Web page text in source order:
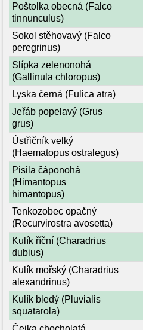
Poštolka obecná (Falco
tinnunculus)
Sokol stěhovavý (Falco
peregrinus)
Slípka zelenonohá
(Gallinula chloropus)
Lyska černá (Fulica atra)
Jeřáb popelavý (Grus
grus)
Ústřičník velký
(Haematopus ostralegus)
Pisila čáponohá
(Himantopus
himantopus)
Tenkozobec opačný
(Recurvirostra avosetta)
Kulík říční (Charadrius
dubius)
Kulík mořský (Charadrius
alexandrinus)
Kulík bledý (Pluvialis
squatarola)